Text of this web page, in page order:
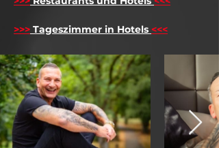
>>> Tageszimmer in Hotels <<<